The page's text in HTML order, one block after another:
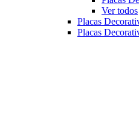
Ver todos
Placas
Placas